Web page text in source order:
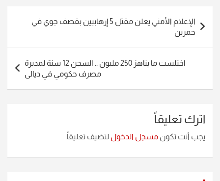
المقالات
الإعلام الأمني يعلن مقتل 5 إرهابيين بقصف جوي في
حمرين
اختلست ما يناهز 250 مليون .. السجن 12 سنة لمديرة
مصرف حكومي في ديالى
اترك تعليقاً
يجب أنت تكون مسجل الدخول لتضيف تعليقاً.